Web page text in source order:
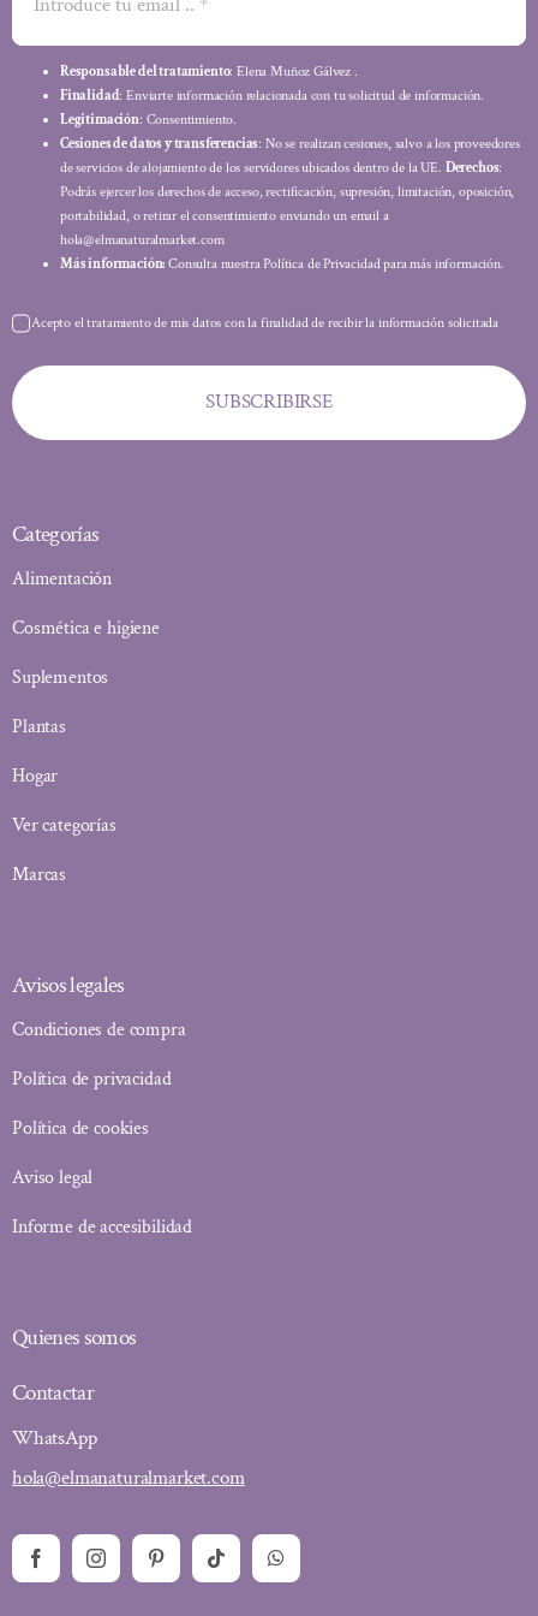
Responsable del tratamiento: Elena Muñoz Gálvez .
Finalidad: Enviarte información relacionada con tu solicitud de información.
Legitimación: Consentimiento.
Cesiones de datos y transferencias: No se realizan cesiones, salvo a los proveedores
de servicios de alojamiento de los servidores ubicados dentro de la UE. Derechos:
Podrás ejercer los derechos de acceso, rectificación, supresión, limitación, oposición,
portabilidad, o retirar el consentimiento enviando un email a
hola@elmanaturalmarket.com
Más información: Consulta nuestra Política de Privacidad para más información.
Acepto el tratamiento de mis datos con la finalidad de recibir la información solicitada
SUBSCRIBIRSE
Categorías
Alimentación
Cosmética e higiene
Suplementos
Plantas
Hogar
Ver categorías
Marcas
Avisos legales
Condiciones de compra
Política de privacidad
Política de cookies
Aviso legal
Informe de accesibilidad
Quienes somos
Contactar
WhatsApp
hola@elmanaturalmarket.com